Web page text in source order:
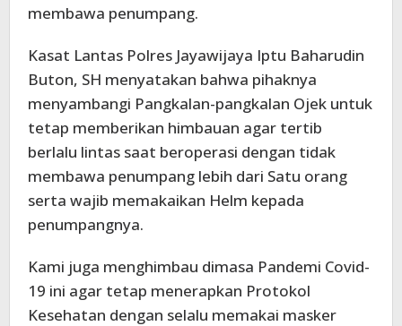
membawa penumpang.
Kasat Lantas Polres Jayawijaya Iptu Baharudin
Buton, SH menyatakan bahwa pihaknya
menyambangi Pangkalan-pangkalan Ojek untuk
tetap memberikan himbauan agar tertib
berlalu lintas saat beroperasi dengan tidak
membawa penumpang lebih dari Satu orang
serta wajib memakaikan Helm kepada
penumpangnya.
Kami juga menghimbau dimasa Pandemi Covid-
19 ini agar tetap menerapkan Protokol
Kesehatan dengan selalu memakai masker